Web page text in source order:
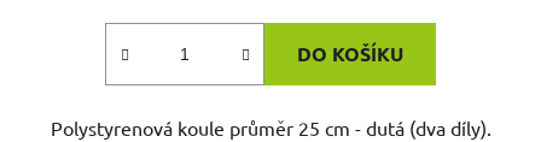
DO KOŠÍKU
Polystyrenová koule průměr 25 cm - dutá (dva díly).